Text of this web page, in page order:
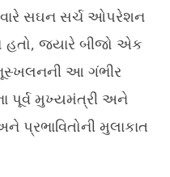
નજીકના ગેરકાયદે
સામે તંત્ર દ્વારા કડક
સઘન સર્ચ ઓપરેશન
હતો, જ્યારે બીજો એક
ભૂસ્ખલનની આ ગંભીર
પૂર્વ મુખ્યમંત્રી અને
પ્રભાવિતોની મુલાકાત